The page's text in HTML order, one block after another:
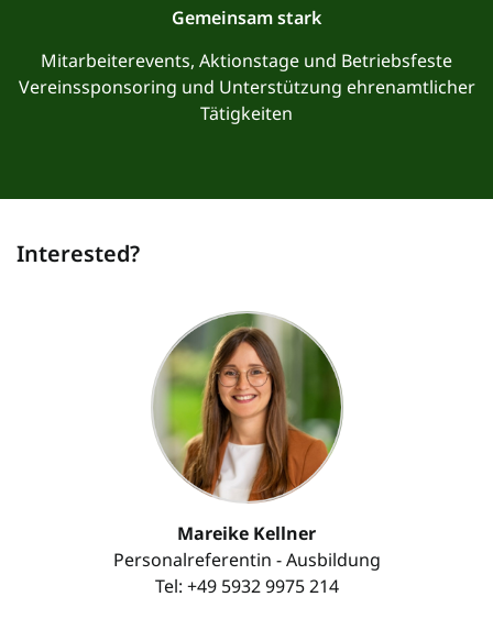
Gemeinsam stark
Mitarbeiterevents, Aktionstage und Betriebsfeste
Vereinssponsoring und Unterstützung ehrenamtlicher
Tätigkeiten
Interested?
Mareike Kellner
Personalreferentin - Ausbildung
Tel: +49 5932 9975 214